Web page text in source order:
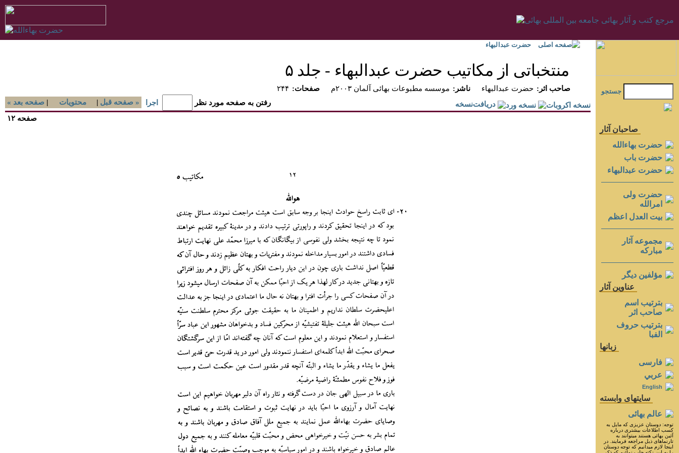
صفحه اصلی حضرت عبدالبهاء
منتخباتى از مكاتيب حضرت عبدالبهاء - جلد ۵
۲۴۴ :صفحات موسسه مطبوعات بهائی آلمان ۲۰۰۳م :ناشر حضرت عبدالبهاء
:صاحب اثر
« صفحه بعد | محتويات | صفحه قبل » رفتن به صفحه مورد نظر اجرا
جستجو
صاحبان آثار
حضرت بهاءالله
حضرت باب
حضرت عبدالبهاء
حضرت ولی
امرالله
بيت العدل اعظم
مجموعه آثار
مباركه
مؤلفين ديگر
عناوين آثار
بترتيب اسم
صاحب اثر
بترتيب حروف
الفبا
زبانها
فارسی
عربي
English
سايتهای وابسته
عالم بهائی
توجه: دوستان عزيزى كه مايل به
كسب اطلاعات بيشترى درباره
آئين بهائى هستند ميتوانند به
تارنماهاى ذيل مراجعه فرمايند. در
اينجا لازم ميدانيم كه توجه دوستان